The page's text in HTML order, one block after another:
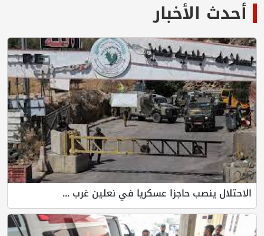
أحدث الأخبار
الاحتلال ينصب حاجزا عسكريا في نعلين غرب ...